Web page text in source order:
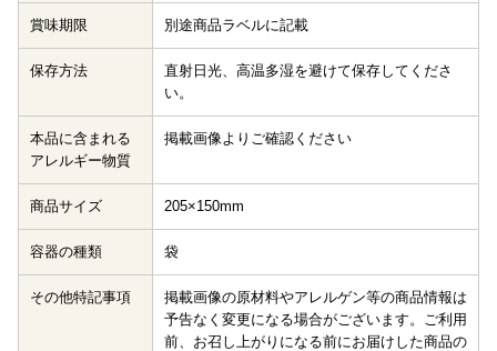
賞味期限 別途商品ラベルに記載
保存方法
直射日光、高温多湿を避けて保存してくださ
い。
本品に含まれる
アレルギー物質
掲載画像よりご確認ください
商品サイズ 205×150mm
容器の種類 袋
その他特記事項
掲載画像の原材料やアレルゲン等の商品情報は
予告なく変更になる場合がございます。ご利用
前、お召し上がりになる前にお届けした商品の